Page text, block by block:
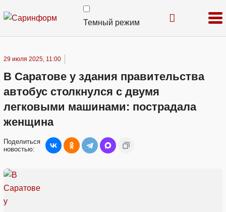
Темный режим
29 июля 2025, 11:00
В Саратове у здания правительства
автобус столкнулся с двумя
легковыми машинами: пострадала
женщина
Поделиться
новостью: